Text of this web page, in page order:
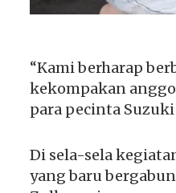
“Kami berharap
kekompakan
para pecinta Suzuki
Di sela-sela
yang baru